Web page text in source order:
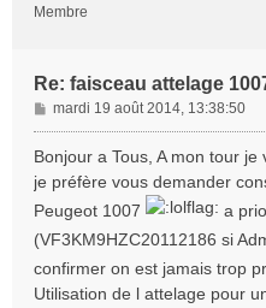
Membre
Re: faisceau attelage
M
e
s
a
g
e
mardi 19 août 2014, 13:38:50
Bonjour a Tous, A mon tour
je préfère vous demander
Peugeot 1007
a
(VF3KM9HZC20112186 si
confirmer on est jamais trop
Utilisation de l attelage pour